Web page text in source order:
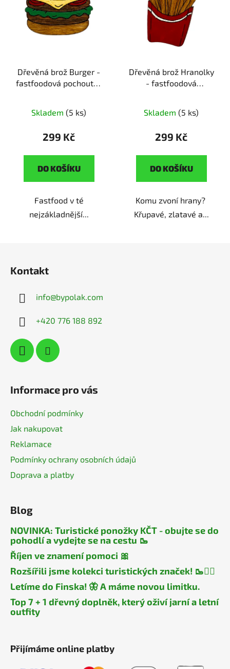
Dřevěná brož Burger -
fastfoodová pochoutka
Skladem (5 ks)
299 Kč
DO KOŠÍKU
Fastfood v té
nejzákladnější...
Dřevěná brož Hranolky
- fastfoodová
milovníky fastfoodu
Skladem (5 ks)
299 Kč
DO KOŠÍKU
Komu zvoní hrany?
Křupavé, zlatavé a...
Kontakt
info@bypolak.com
+420 776 188 892
Informace pro vás
Obchodní podmínky
Jak nakupovat
Reklamace
Podmínky ochrany osobních údajů
Doprava a platby
Blog
NOVINKA: Turistické ponožky KČT - obujte se do
pohodlí a vydejte se na cestu 🥾
Říjen ve znamení pomoci 🎀
Rozšířili jsme kolekci turistických značek! 🥾🧎‍♂️
Letíme do Finska! 🦋 A máme novou limitku.
Top 7 + 1 dřevný doplněk, který oživí jarní a letní
outfity
Přijímáme online platby